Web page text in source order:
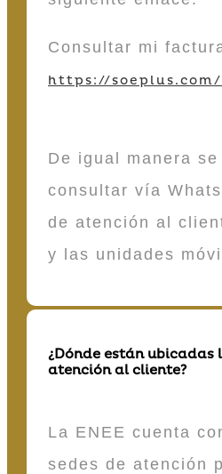
Consultar mi
https://
De igual manera se
consultar vía
de atención al
y las unidades
¿Dónde están ubicadas
atención al cliente?
La ENEE cuenta
sedes de atención